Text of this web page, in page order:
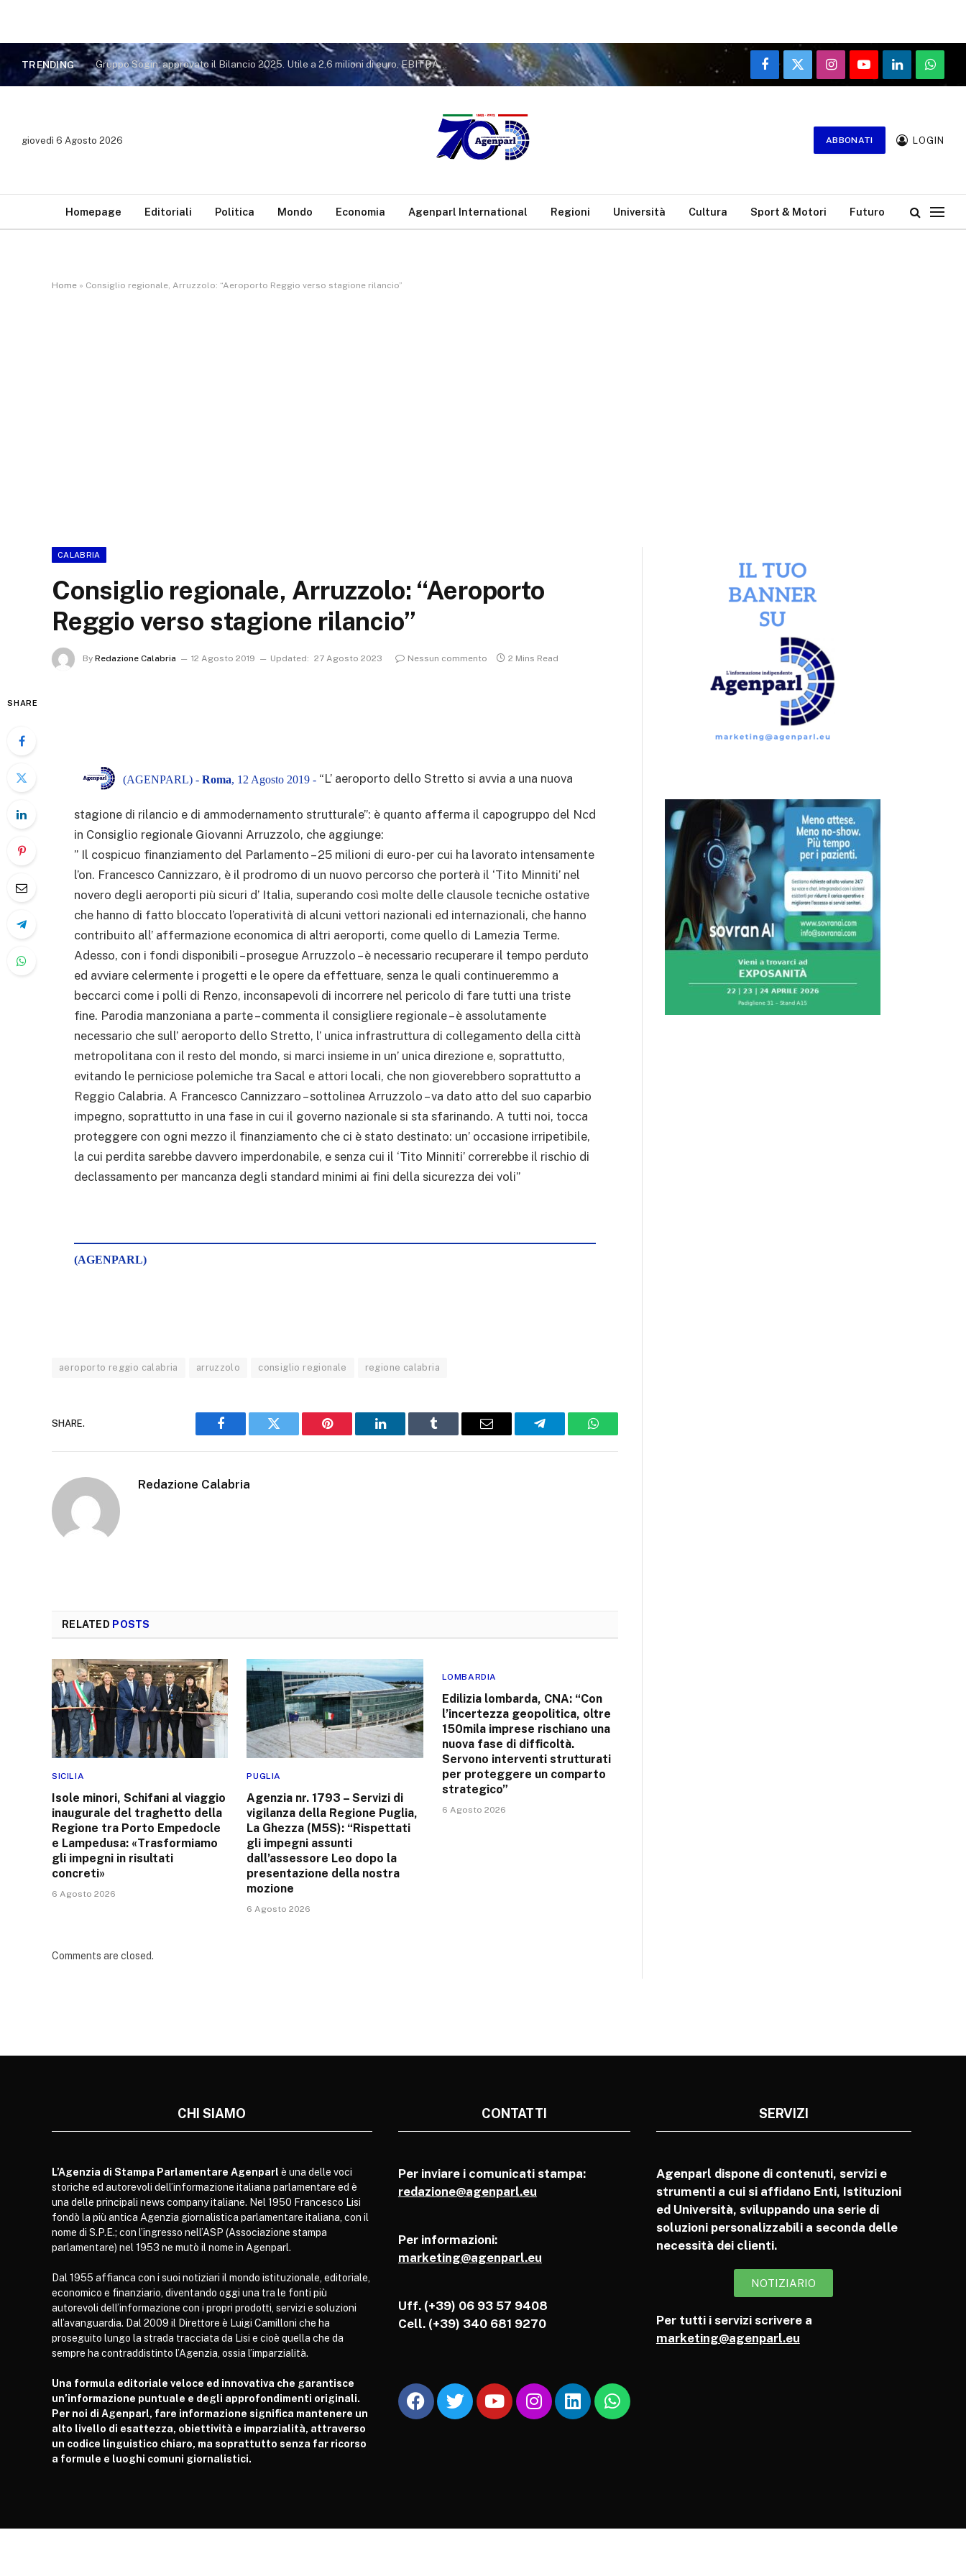
TRENDING Gruppo Sogin: approvato il Bilancio 2025. Utile a 2,6 milioni di euro, EBITDA a 26,7 milioni. Avanzamento del decommissioning al 47,7%
Facebook
X
(Twitter)
InstagramYouTubeLinkedIn
giovedì 6 Agosto 2026 ABBONATI LOGIN
Homepage Editoriali Politica Mondo Economia Agenparl International Regioni Università Cultura Sport & Motori Futuro
Home » Consiglio regionale, Arruzzolo: “Aeroporto Reggio verso stagione rilancio”
CALABRIA
Consiglio regionale, Arruzzolo: “Aeroporto
Reggio verso stagione rilancio”
By Redazione Calabria 12 Agosto 2019 Updated: 27 Agosto 2023 Nessun commento 2 Mins Read
SHARE
(AGENPARL) - Roma, 12 Agosto 2019 - “L’ aeroporto dello Stretto si avvia a una nuova
stagione di rilancio e di ammodernamento strutturale”: è quanto afferma il capogruppo del Ncd
in Consiglio regionale Giovanni Arruzzolo, che aggiunge:
” Il cospicuo finanziamento del Parlamento – 25 milioni di euro- per cui ha lavorato intensamente
l’on. Francesco Cannizzaro, è il prodromo di un nuovo percorso che porterà il ‘Tito Minniti’ nel
novero degli aeroporti più sicuri d’ Italia, superando così molte delle clausole tecniche ostative
che hanno di fatto bloccato l’operatività di alcuni vettori nazionali ed internazionali, che hanno
contribuito all’ affermazione economica di altri aeroporti, come quello di Lamezia Terme.
Adesso, con i fondi disponibili – prosegue Arruzzolo – è necessario recuperare il tempo perduto
ed avviare celermente i progetti e le opere da effettuare, senza le quali continueremmo a
beccarci come i polli di Renzo, inconsapevoli di incorrere nel pericolo di fare tutti una triste
fine. Parodia manzoniana a parte – commenta il consigliere regionale – è assolutamente
necessario che sull’ aeroporto dello Stretto, l’ unica infrastruttura di collegamento della città
metropolitana con il resto del mondo, si marci insieme in un’ unica direzione e, soprattutto,
evitando le perniciose polemiche tra Sacal e attori locali, che non gioverebbero soprattutto a
Reggio Calabria. A Francesco Cannizzaro – sottolinea Arruzzolo – va dato atto del suo caparbio
impegno, soprattutto in una fase in cui il governo nazionale si sta sfarinando. A tutti noi, tocca
proteggere con ogni mezzo il finanziamento che ci è stato destinato: un’ occasione irripetibile,
la cui perdita sarebbe davvero imperdonabile, e senza cui il ‘Tito Minniti’ correrebbe il rischio di
declassamento per mancanza degli standard minimi ai fini della sicurezza dei voli”
(AGENPARL)
aeroporto reggio calabria arruzzolo consiglio regionale regione calabria
SHARE.
Facebook Twitter Pinterest LinkedIn Tumblr Email Telegram WhatsApp
Redazione Calabria
RELATED POSTS
SICILIA
Isole minori, Schifani al viaggio
inaugurale del traghetto della
Regione tra Porto Empedocle
e Lampedusa: «Trasformiamo
gli impegni in risultati
concreti»
6 Agosto 2026
PUGLIA
Agenzia nr. 1793 – Servizi di
vigilanza della Regione Puglia,
La Ghezza (M5S): “Rispettati
gli impegni assunti
dall’assessore Leo dopo la
presentazione della nostra
mozione
6 Agosto 2026
LOMBARDIA
Edilizia lombarda, CNA: “Con
l’incertezza geopolitica, oltre
150mila imprese rischiano una
nuova fase di difficoltà.
Servono interventi strutturati
per proteggere un comparto
strategico”
6 Agosto 2026
Comments are closed.
CHI SIAMO
L’Agenzia di Stampa Parlamentare Agenparl è una delle voci
storiche ed autorevoli dell’informazione italiana parlamentare ed è
una delle principali news company italiane. Nel 1950 Francesco Lisi
fondò la più antica Agenzia giornalistica parlamentare italiana, con il
nome di S.P.E.; con l’ingresso nell’ASP (Associazione stampa
parlamentare) nel 1953 ne mutò il nome in Agenparl.
Dal 1955 affianca con i suoi notiziari il mondo istituzionale, editoriale,
economico e finanziario, diventando oggi una tra le fonti più
autorevoli dell’informazione con i propri prodotti, servizi e soluzioni
all’avanguardia. Dal 2009 il Direttore è Luigi Camilloni che ha
proseguito lungo la strada tracciata da Lisi e cioè quella che da
sempre ha contraddistinto l’Agenzia, ossia l’imparzialità.
Una formula editoriale veloce ed innovativa che garantisce
un’informazione puntuale e degli approfondimenti originali.
Per noi di Agenparl, fare informazione significa mantenere un
alto livello di esattezza, obiettività e imparzialità, attraverso
un codice linguistico chiaro, ma soprattutto senza far ricorso
a formule e luoghi comuni giornalistici.
CONTATTI
Per inviare i comunicati stampa:
redazione@agenparl.eu
Per informazioni:
marketing@agenparl.eu
Uff. (+39) 06 93 57 9408
Cell. (+39) 340 681 9270
SERVIZI
Agenparl dispone di contenuti, servizi e
strumenti a cui si affidano Enti, Istituzioni
ed Università, sviluppando una serie di
soluzioni personalizzabili a seconda delle
necessità dei clienti.
NOTIZIARIO
Per tutti i servizi scrivere a
marketing@agenparl.eu